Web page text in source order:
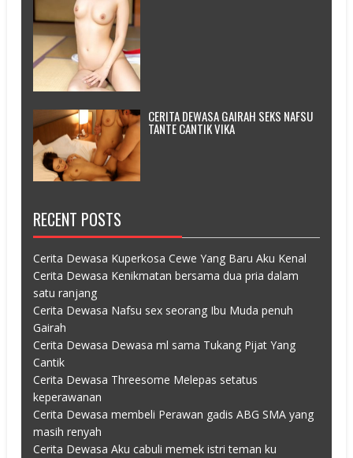
CERITA DEWASA GAIRAH SEKS NAFSU
TANTE CANTIK VIKA
RECENT POSTS
Cerita Dewasa Kuperkosa Cewe Yang Baru Aku Kenal
Cerita Dewasa Kenikmatan bersama dua pria dalam
satu ranjang
Cerita Dewasa Nafsu sex seorang Ibu Muda penuh
Gairah
Cerita Dewasa Dewasa ml sama Tukang Pijat Yang
Cantik
Cerita Dewasa Threesome Melepas setatus
keperawanan
Cerita Dewasa membeli Perawan gadis ABG SMA yang
masih renyah
Cerita Dewasa Aku cabuli memek istri teman ku